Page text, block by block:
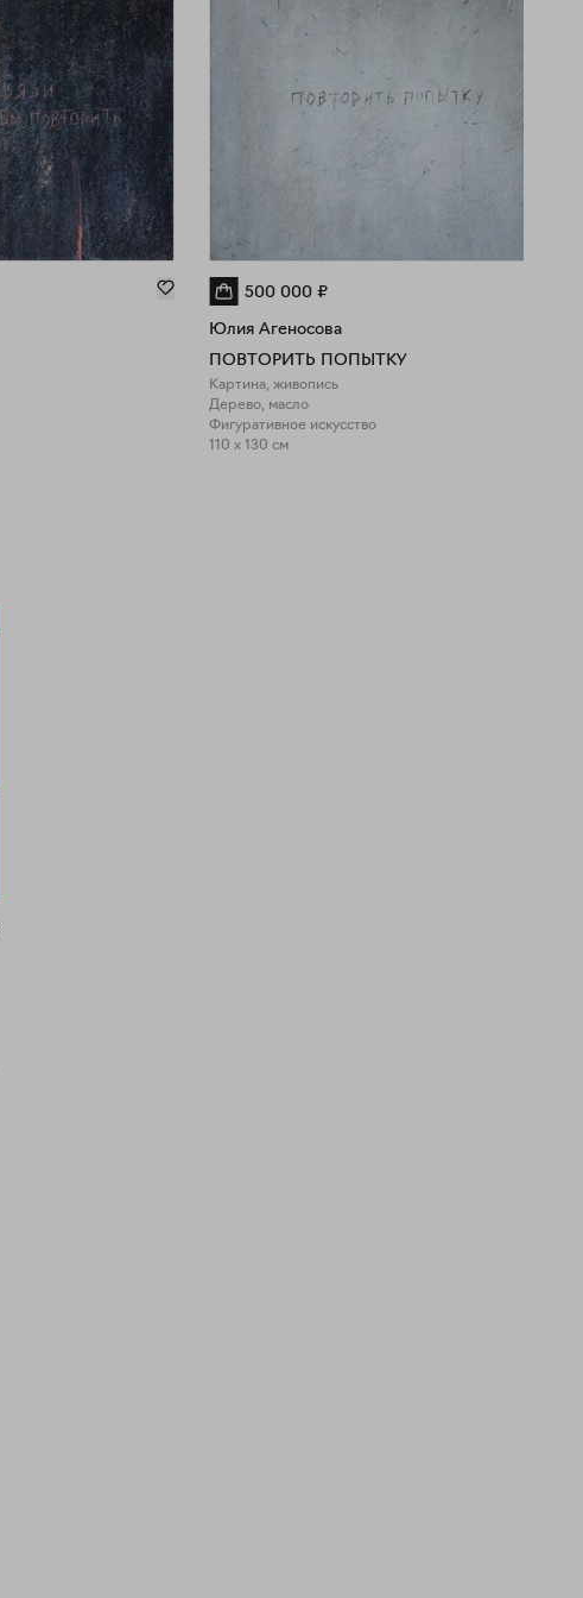
объединяющему людей вне социальных, культурных и
гендерных различий. В этом поле искусство Юлии
Агеносовой функционирует как пространство созерцания,
сопереживания и внутренней работы, предлагая зрителю не
готовые ответы, а возможность внимательного всматривания
в собственный опыт.
500 000 ₽
Юлия Агеносова
ПОВТОРИТЬ ПОПЫТКУ
Картина, живопись
Дерево, масло
Фигуративное искусство
110 x 130 см